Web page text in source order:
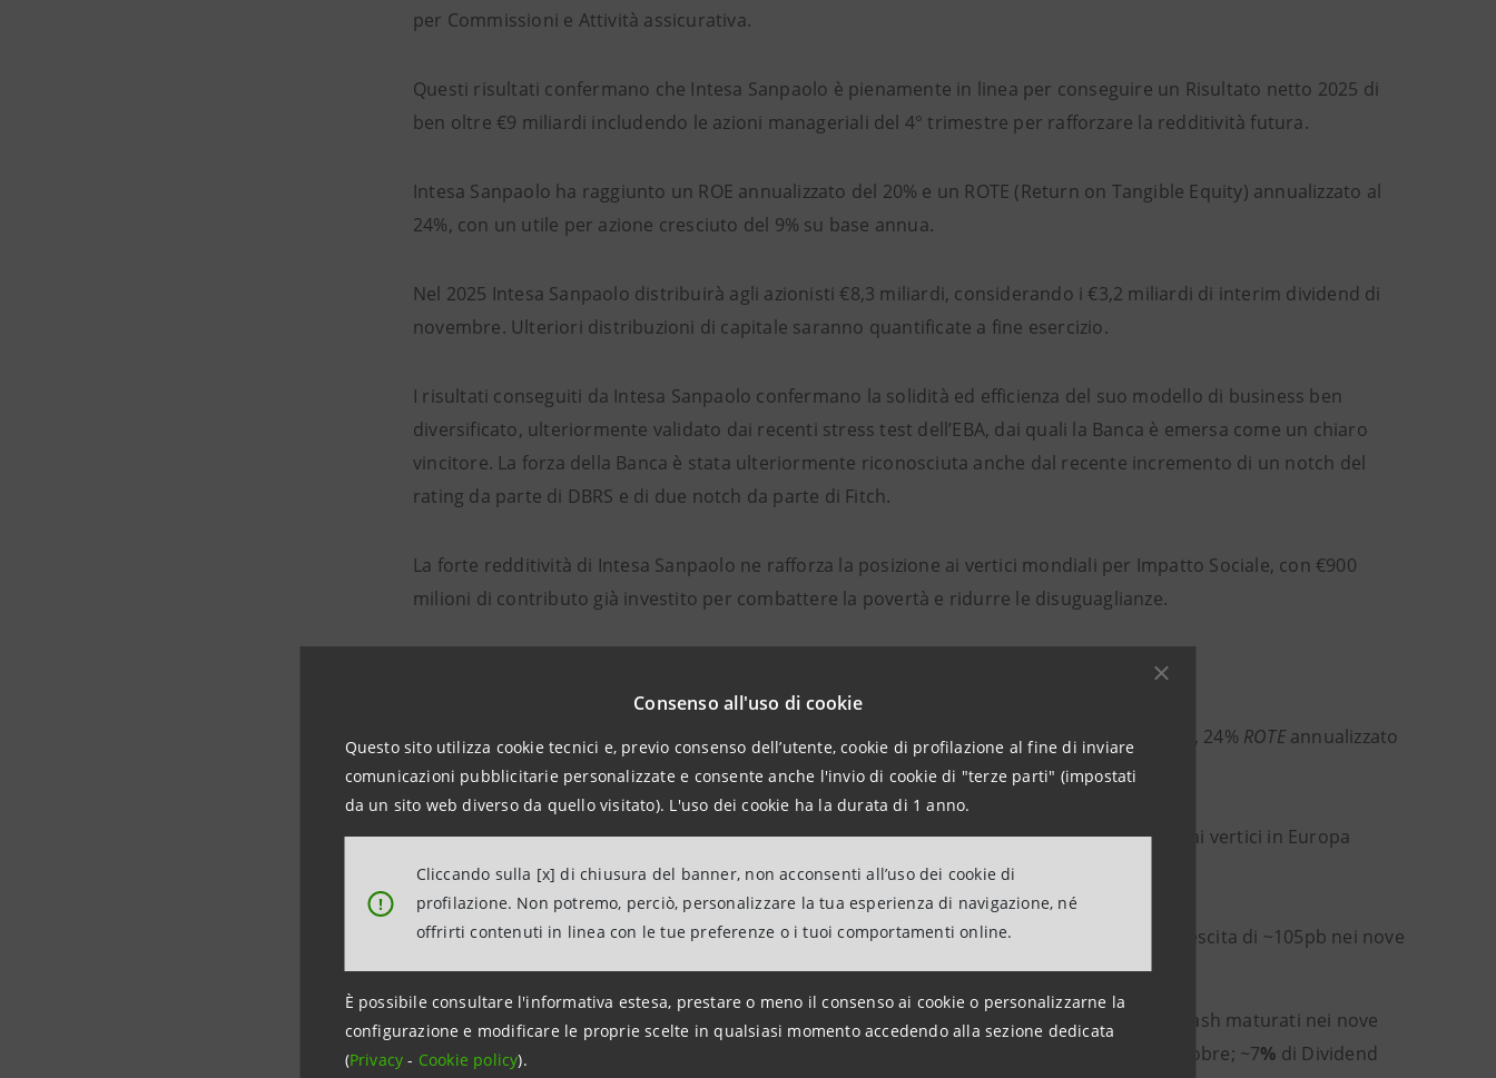
Consenso all'uso di cookie
Questo sito utilizza cookie tecnici e, previo consenso dell’utente, cookie di profilazione al fine di inviare
comunicazioni pubblicitarie personalizzate e consente anche l'invio di cookie di "terze parti" (impostati
da un sito web diverso da quello visitato). L'uso dei cookie ha la durata di 1 anno.
!
Cliccando sulla [x] di chiusura del banner, non acconsenti all’uso dei cookie di
profilazione. Non potremo, perciò, personalizzare la tua esperienza di navigazione, né
offrirti contenuti in linea con le tue preferenze o i tuoi comportamenti online.
È possibile consultare l'informativa estesa, prestare o meno il consenso ai cookie o personalizzarne la
configurazione e modificare le proprie scelte in qualsiasi momento accedendo alla sezione dedicata
(Privacy- Cookie policy).
per Commissioni e Attività assicurativa.
Questi risultati confermano che Intesa Sanpaolo è pienamente in linea per conseguire un Risultato netto 2025 di
ben oltre €9 miliardi includendo le azioni manageriali del 4° trimestre per rafforzare la redditività futura.
Intesa Sanpaolo ha raggiunto un ROE annualizzato del 20% e un ROTE (Return on Tangible Equity) annualizzato al
24%, con un utile per azione cresciuto del 9% su base annua.
Nel 2025 Intesa Sanpaolo distribuirà agli azionisti €8,3 miliardi, considerando i €3,2 miliardi di interim dividend di
novembre. Ulteriori distribuzioni di capitale saranno quantificate a fine esercizio.
I risultati conseguiti da Intesa Sanpaolo confermano la solidità ed efficienza del suo modello di business ben
diversificato, ulteriormente validato dai recenti stress test dell’EBA, dai quali la Banca è emersa come un chiaro
vincitore. La forza della Banca è stata ulteriormente riconosciuta anche dal recente incremento di un notch del
rating da parte di DBRS e di due notch da parte di Fitch.
La forte redditività di Intesa Sanpaolo ne rafforza la posizione ai vertici mondiali per Impatto Sociale, con €900
milioni di contributo già investito per combattere la povertà e ridurre le disuguaglianze.
Redditività ai vertici di settore: €7,6 miliardi di Risultato netto; 20% ROE annualizzato, 24% ROTEannualizzato
Ricavi:livello record per Commissioni (+5% 9M25 vs 9M24) e Attività assicurativa (+5%)
Gestione efficace dei costi:Cost/Income ratio per i 9M più basso di sempre al 38,9%, ai vertici in Europa
Banca Zero-NPL:1,0% NPL rationetto; copertura dei Crediti deteriorati >51%
Patrimonializzazione estremamente solida:Fully phased-in CET1 ratio
a ~13,9%, in crescita di ~105pb nei nove
mesi
Creazione e distribuzione di valore elevata e sostenibile: €5,3 miliardi di dividendi cash maturati nei nove
mesi, con €3,2mld da pagare a novembre);
€2 miliardi di share buyback concluso a ottobre; ~7% di Dividend